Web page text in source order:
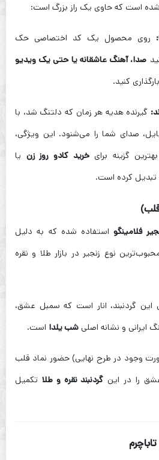
شده است که حاوی یک راز بزرگ است:
روی محصول یک کد اختصاصی حک
صدا، آهنگ عاشقانه یا حتی یک ویدیو
کنید.
گیرنده هدیه هر زمان که دلتنگ شد، با
صدای شما را می‌شنود. این ویژگی،
گزینه برایخرید کادو روز زن یا
تبدیل کرده است.
فلامینگواستفاده شده که به دلیل
نوع زنجیر در بازار طلا و نقره
این گردنبند، انار است که سمبل عشق،
ایرانی و نشانه اصلی شب یلدا است.
وجود در طرح نهایی) حضور نماد قلب
عشق را در این گردنبند نقره و طلا تکمیل